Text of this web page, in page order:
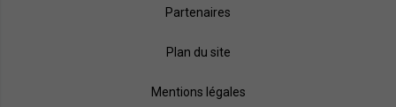
Partenaires
Plan du site
Mentions légales